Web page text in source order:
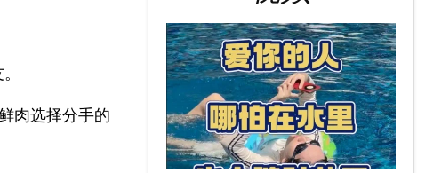
肉选择分手的